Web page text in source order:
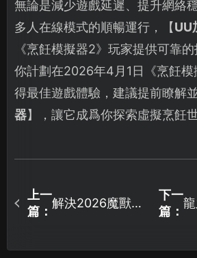
無論是減少遊戲延遲、提升網絡
多人在線模式的順暢運行，【UU
《烹飪模擬器2》玩家提供可靠
你計劃在2026年4月1日《烹飪
得最佳遊戲體驗，建議提前瞭解
器】，讓它成爲你探索虛擬烹飪
上一
篇：
解決2026魔獸世
指南！
下一
篇：